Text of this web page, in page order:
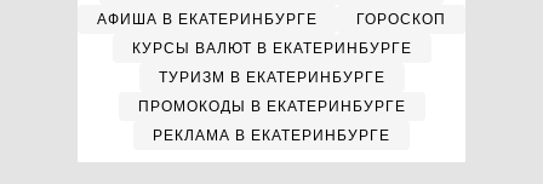
АФИША В ЕКАТЕРИНБУРГЕ
ГОРОСКОП
КУРСЫ ВАЛЮТ В ЕКАТЕРИНБУРГЕ
ТУРИЗМ В ЕКАТЕРИНБУРГЕ
ПРОМОКОДЫ В ЕКАТЕРИНБУРГЕ
РЕКЛАМА В ЕКАТЕРИНБУРГЕ